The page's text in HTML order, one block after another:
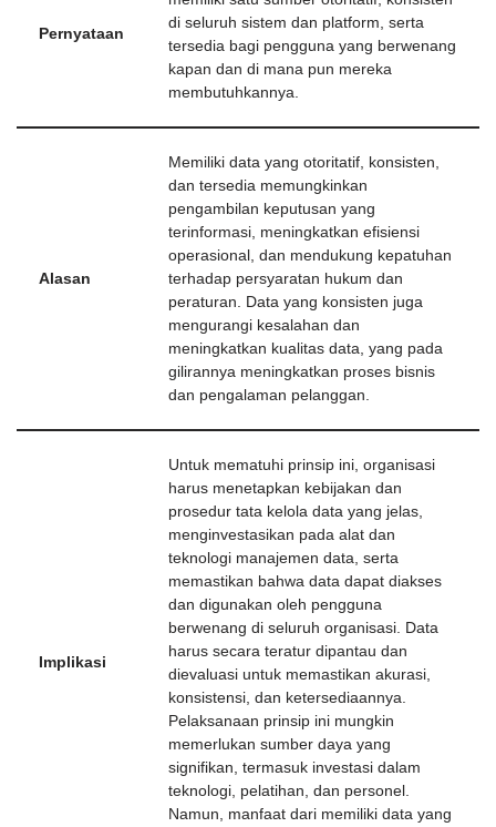
Pernyataan
di seluruh sistem dan platform, serta
tersedia bagi pengguna yang berwenang
kapan dan di mana pun mereka
membutuhkannya.
Alasan
Memiliki data yang otoritatif, konsisten,
dan tersedia memungkinkan
pengambilan keputusan yang
terinformasi, meningkatkan efisiensi
operasional, dan mendukung kepatuhan
terhadap persyaratan hukum dan
peraturan. Data yang konsisten juga
mengurangi kesalahan dan
meningkatkan kualitas data, yang pada
gilirannya meningkatkan proses bisnis
dan pengalaman pelanggan.
Implikasi
Untuk mematuhi prinsip ini, organisasi
harus menetapkan kebijakan dan
prosedur tata kelola data yang jelas,
menginvestasikan pada alat dan
teknologi manajemen data, serta
memastikan bahwa data dapat diakses
dan digunakan oleh pengguna
berwenang di seluruh organisasi. Data
harus secara teratur dipantau dan
dievaluasi untuk memastikan akurasi,
konsistensi, dan ketersediaannya.
Pelaksanaan prinsip ini mungkin
memerlukan sumber daya yang
signifikan, termasuk investasi dalam
teknologi, pelatihan, dan personel.
Namun, manfaat dari memiliki data yang